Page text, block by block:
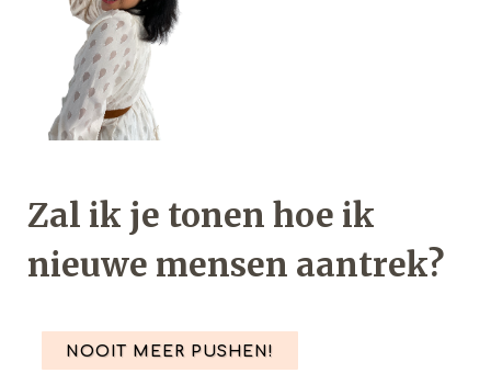
Zal ik je tonen hoe ik
nieuwe mensen aantrek?
NOOIT MEER PUSHEN!